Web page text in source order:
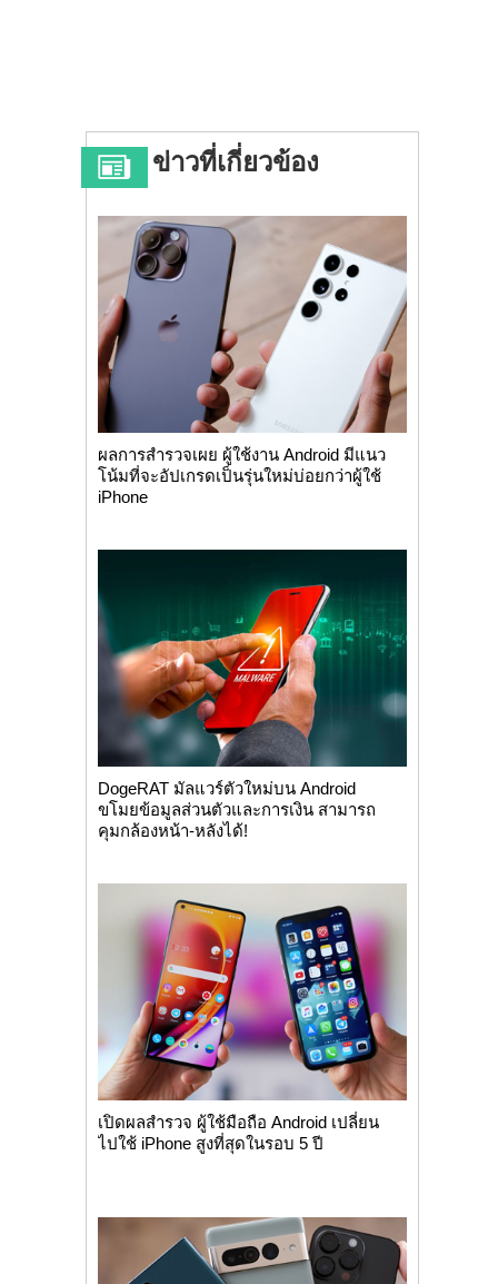
ข่าวที่เกี่ยวข้อง
ผลการสำรวจเผย ผู้ใช้งาน Android มีแนว
โน้มที่จะอัปเกรดเป็นรุ่นใหม่บ่อยกว่าผู้ใช้
iPhone
DogeRAT มัลแวร์ตัวใหม่บน Android
ขโมยข้อมูลส่วนตัวและการเงิน สามารถ
คุมกล้องหน้า-หลังได้!
เปิดผลสำรวจ ผู้ใช้มือถือ Android เปลี่ยน
ไปใช้ iPhone สูงที่สุดในรอบ 5 ปี